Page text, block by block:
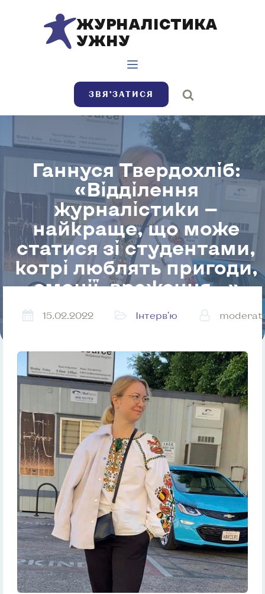
ЖУРНАЛІСТИКА
УЖНУ
ЗВЯ’ЗАТИСЯ
Ганнуся Твердохліб:
«Відділення
журналістики —
найкраще, що може
статися зі студентами,
котрі люблять пригоди,
емоції, враження…»
15.02.2022 Інтерв’ю